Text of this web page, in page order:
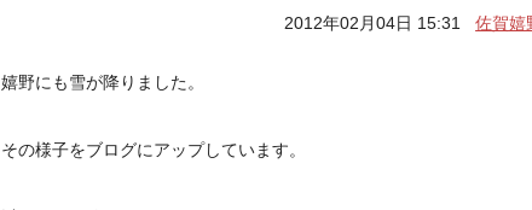
2012年02月04日 15:31佐賀嬉
嬉野にも雪が降りました。
その様子をブログにアップしています。